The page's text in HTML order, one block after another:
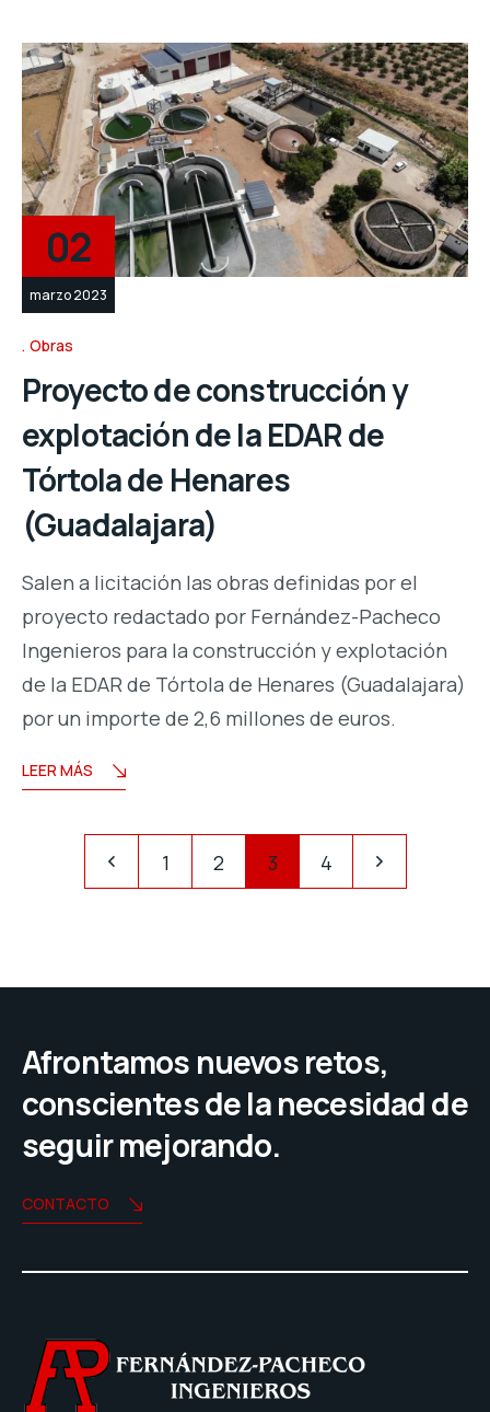
02
marzo 2023
Obras
Proyecto de construcción y
explotación de la EDAR de
Tórtola de Henares
(Guadalajara)
Salen a licitación las obras definidas por el
proyecto redactado por Fernández-Pacheco
Ingenieros para la construcción y explotación
de la EDAR de Tórtola de Henares (Guadalajara)
por un importe de 2,6 millones de euros.
LEER MÁS
1 2 3 4
Afrontamos nuevos retos,
conscientes de la necesidad de
seguir mejorando.
CONTACTO